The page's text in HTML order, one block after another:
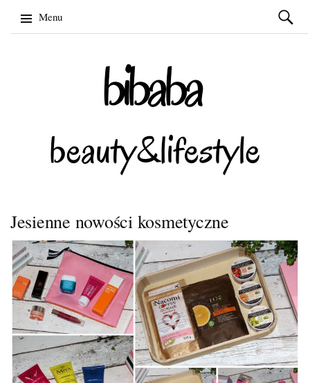
Menu
Szukaj:
Jesienne nowości kosmetyczne